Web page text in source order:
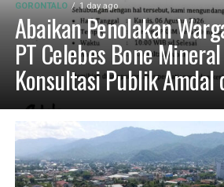
GORONTALO 1 day ago
Abaikan Penolakan
PT Celebes Bone
Konsultasi Publik